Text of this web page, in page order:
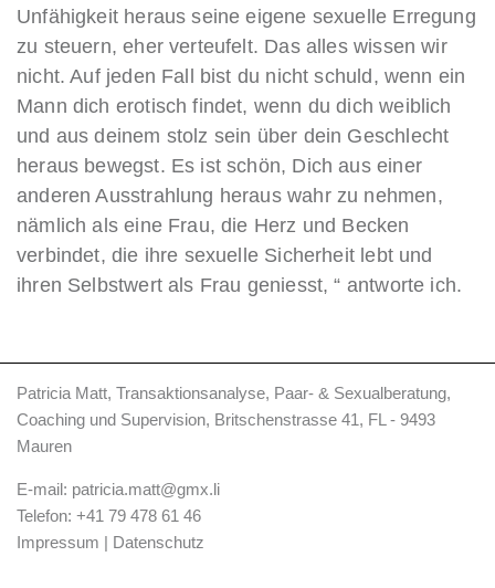
Unfähigkeit heraus seine eigene sexuelle Erregung
zu steuern, eher verteufelt. Das alles wissen wir
nicht. Auf jeden Fall bist du nicht schuld, wenn ein
Mann dich erotisch findet, wenn du dich weiblich
und aus deinem stolz sein über dein Geschlecht
heraus bewegst. Es ist schön, Dich aus einer
anderen Ausstrahlung heraus wahr zu nehmen,
nämlich als eine Frau, die Herz und Becken
verbindet, die ihre sexuelle Sicherheit lebt und
ihren Selbstwert als Frau geniesst, “ antworte ich.
Patricia Matt, Transaktionsanalyse, Paar- & Sexualberatung,
Coaching und Supervision, Britschenstrasse 41, FL - 9493
Mauren
E-mail: patricia.matt@gmx.li
Telefon: +41 79 478 61 46
Impressum | Datenschutz